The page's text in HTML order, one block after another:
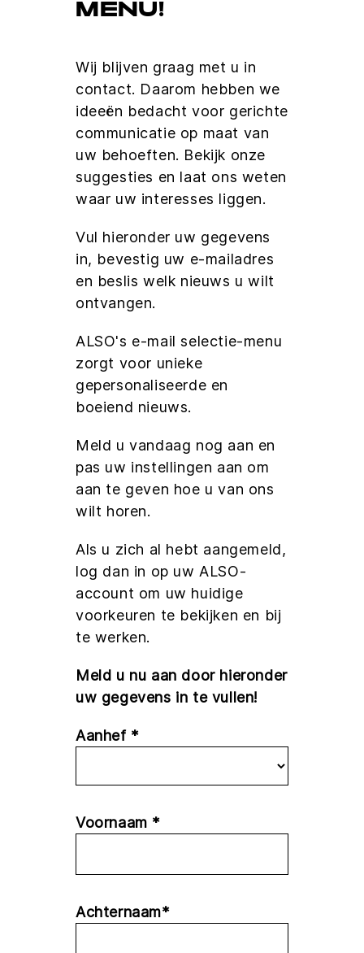
MENU!
Wij blijven graag met u in
contact. Daarom hebben we
ideeën bedacht voor gerichte
communicatie op maat van
uw behoeften. Bekijk onze
suggesties en laat ons weten
waar uw interesses liggen.
Vul hieronder uw gegevens
in, bevestig uw e-mailadres
en beslis welk nieuws u wilt
ontvangen.
ALSO's e-mail selectie-menu
zorgt voor unieke
gepersonaliseerde en
boeiend nieuws.
Meld u vandaag nog aan en
pas uw instellingen aan om
aan te geven hoe u van ons
wilt horen.
Als u zich al hebt aangemeld,
log dan in op uw ALSO-
account om uw huidige
voorkeuren te bekijken en bij
te werken.
Meld u nu aan door hieronder
uw gegevens in te vullen!
Aanhef *
Voornaam *
Achternaam*